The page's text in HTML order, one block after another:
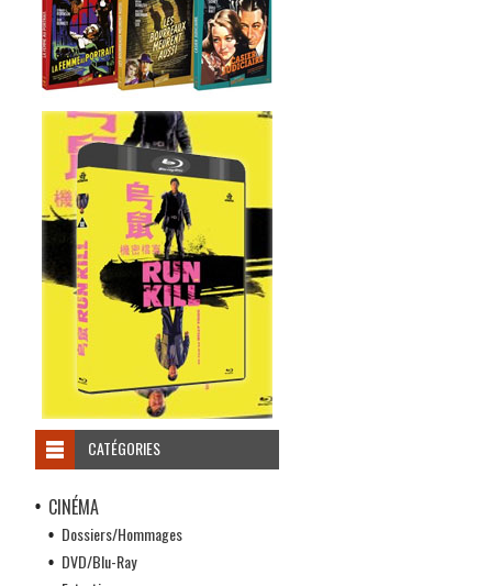
CATÉGORIES
CINÉMA
Dossiers/Hommages
DVD/Blu-Ray